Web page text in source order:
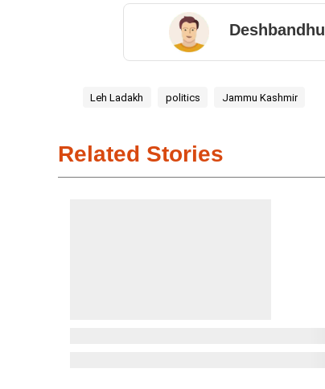
Deshbandhu
Leh Ladakh politics Jammu Kashmir
Related Stories